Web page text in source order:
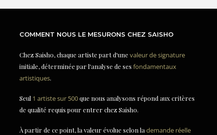
COMMENT NOUS LE MESURONS CHEZ SAISHO
Chez Saisho, chaque artiste part d'une valeur de signature
initiale, déterminée par l'analyse de ses fondamentaux
artistiques.
Seul 1 artiste sur 500que nous analysons répond aux critères
de qualité requis pour entrer chez Saisho.
À partir de ce point, la valeur évolue selon la demande réelle